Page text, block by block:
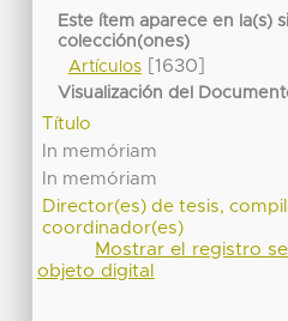
Este ítem aparece en la(s)
colección(ones)
Artículos[1630]
Visualización del
Título
In memóriam
In memóriam
Director(es) de tesis,
coordinador(es)
Mostrar el registro
objeto digital